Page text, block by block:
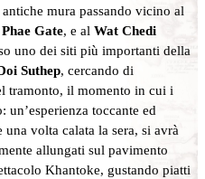
mura passando vicino al
Gate, e al Wat Chedi
uno dei siti più importanti della
Suthep, cercando di
tramonto, il momento in cui i
toccante ed
volta calata la sera, si avrà
allungati sul pavimento
Khantoke, gustando piatti